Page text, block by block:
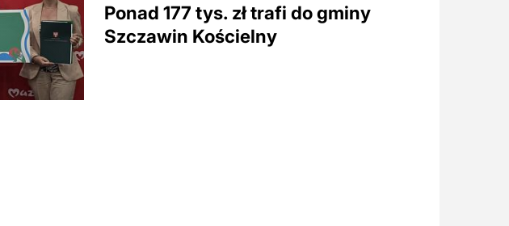
Ponad 177 tys. zł trafi do gminy
Szczawin Kościelny